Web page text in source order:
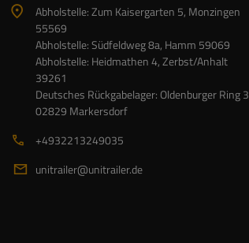
Abholstelle: Zum Kaisergarten 5, Monzingen
55569
Abholstelle: Südfeldweg 8a, Hamm 59069
Abholstelle: Heidmathen 4, Zerbst/Anhalt
39261
Deutsches Rückgabelager: Oldenburger Ring 3
02829 Markersdorf
+4932213249035
unitrailer@unitrailer.de